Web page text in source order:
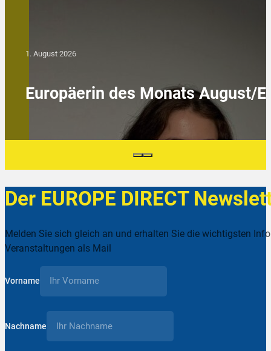
Europäerin des Monats August/
1. August 2026
Der EUROPE DIRECT
Melden Sie sich gleich an und erhalten Sie die wichtigsten
Veranstaltungen als Mail
Vorname
Nachname